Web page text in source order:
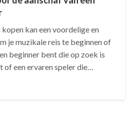
kan een voordelige en
je muzikale reis te beginnen of
beginner bent die op zoek is
of een ervaren speler die…